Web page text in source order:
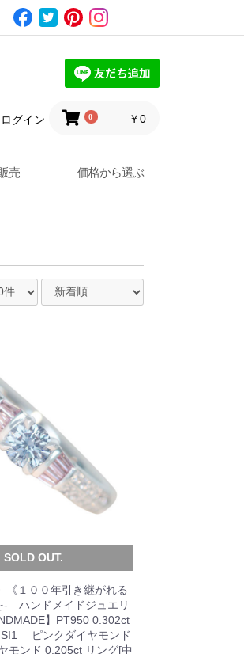
ログイン 0 ￥0
売 価格から選ぶ
SOLD OUT.
《１００年引き継がれる
- ハンドメイドジュエリ
】PT950 0.302ct
SI1 ピンクダイヤモンド
モンド 0.205ct リング[中